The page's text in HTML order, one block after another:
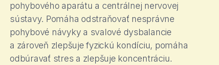
pohybového aparátu a centrálnej nervovej
sústavy. Pomáha odstraňovať nesprávne
pohybové návyky a svalové dysbalancie
a zároveň zlepšuje fyzickú kondíciu, pomáha
odbúravať stres a zlepšuje koncentráciu.